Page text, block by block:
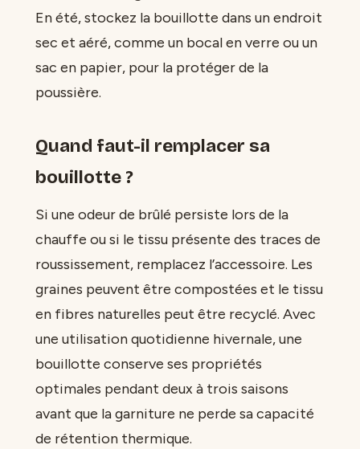
En été, stockez la bouillotte dans un endroit
sec et aéré, comme un bocal en verre ou un
sac en papier, pour la protéger de la
poussière.
Quand faut-il remplacer sa
bouillotte ?
Si une odeur de brûlé persiste lors de la
chauffe ou si le tissu présente des traces de
roussissement, remplacez l’accessoire. Les
graines peuvent être compostées et le tissu
en fibres naturelles peut être recyclé. Avec
une utilisation quotidienne hivernale, une
bouillotte conserve ses propriétés
optimales pendant deux à trois saisons
avant que la garniture ne perde sa capacité
de rétention thermique.